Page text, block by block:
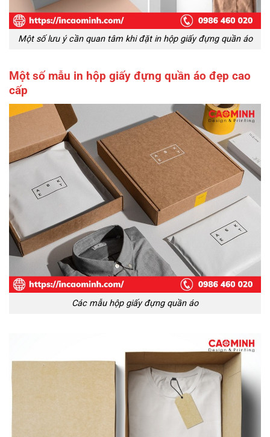
Một số lưu ý cần quan tâm khi đặt in hộp giấy đựng quần áo
Một số mẫu in hộp giấy đựng quần áo đẹp cao
cấp
Các mẫu hộp giấy đựng quần áo